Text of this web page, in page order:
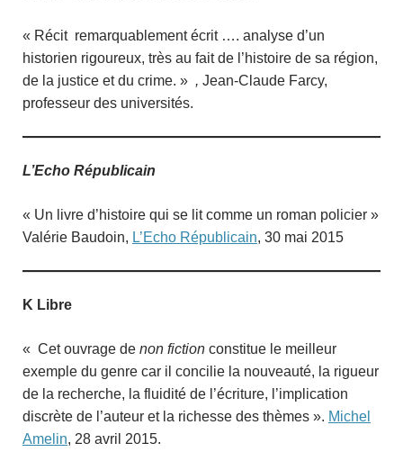
« Récit remarquablement écrit …. analyse d’un
historien rigoureux, très au fait de l’histoire de sa région,
de la justice et du crime. » , Jean-Claude Farcy,
professeur des universités.
L’Echo Républicain
« Un livre d’histoire qui se lit comme un roman policier »
Valérie Baudoin, L’Echo Républicain, 30 mai 2015
K Libre
« Cet ouvrage de non fiction constitue le meilleur
exemple du genre car il concilie la nouveauté, la rigueur
de la recherche, la fluidité de l’écriture, l’implication
discrète de l’auteur et la richesse des thèmes ». Michel
Amelin, 28 avril 2015.